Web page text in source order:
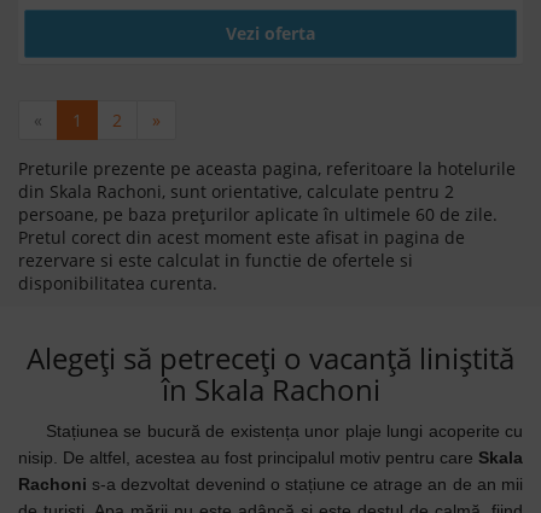
Vezi oferta
« 1 2 »
Preturile prezente pe aceasta pagina, referitoare la hotelurile
din Skala Rachoni, sunt orientative, calculate pentru 2
persoane, pe baza prețurilor aplicate în ultimele 60 de zile.
Pretul corect din acest moment este afisat in pagina de
rezervare si este calculat in functie de ofertele si
disponibilitatea curenta.
Alegeți să petreceți o vacanță liniștită
în Skala Rachoni
Stațiunea se bucură de existența unor plaje lungi acoperite cu
nisip. De altfel, acestea au fost principalul motiv pentru care Skala
Rachoni s-a dezvoltat devenind o stațiune ce atrage an de an mii